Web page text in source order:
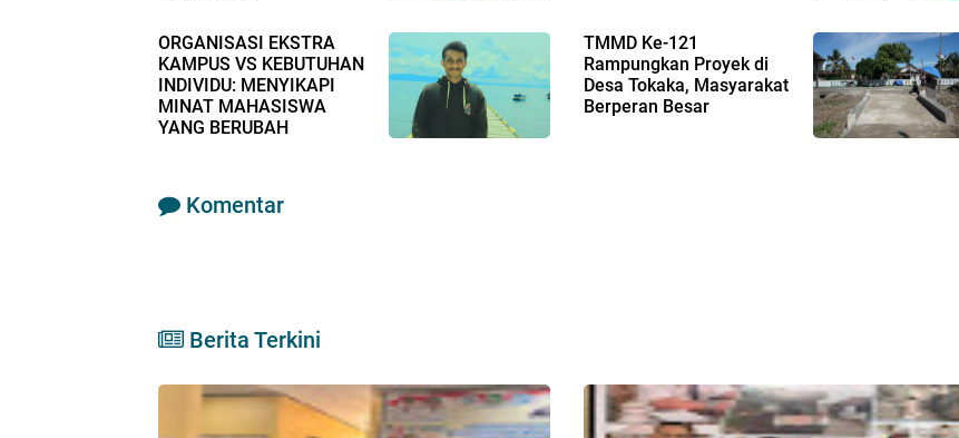
ORGANISASI EKSTRA
KAMPUS VS KEBUTUHAN
INDIVIDU: MENYIKAPI
MINAT MAHASISWA
YANG BERUBAH
TMMD Ke-121
Rampungkan Proyek di
Desa Tokaka, Masyarakat
Berperan Besar
Komentar
Berita Terkini